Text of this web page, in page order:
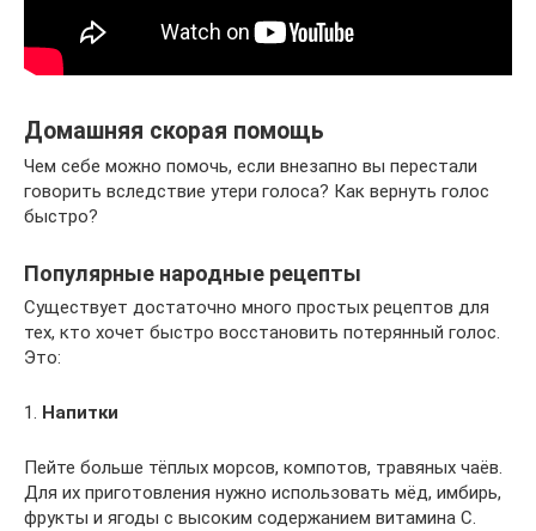
Домашняя скорая помощь
Чем себе можно помочь, если внезапно вы перестали
говорить вследствие утери голоса? Как вернуть голос
быстро?
Популярные народные рецепты
Существует достаточно много простых рецептов для
тех, кто хочет быстро восстановить потерянный голос.
Это:
1. Напитки
Пейте больше тёплых морсов, компотов, травяных чаёв.
Для их приготовления нужно использовать мёд, имбирь,
фрукты и ягоды с высоким содержанием витамина С.